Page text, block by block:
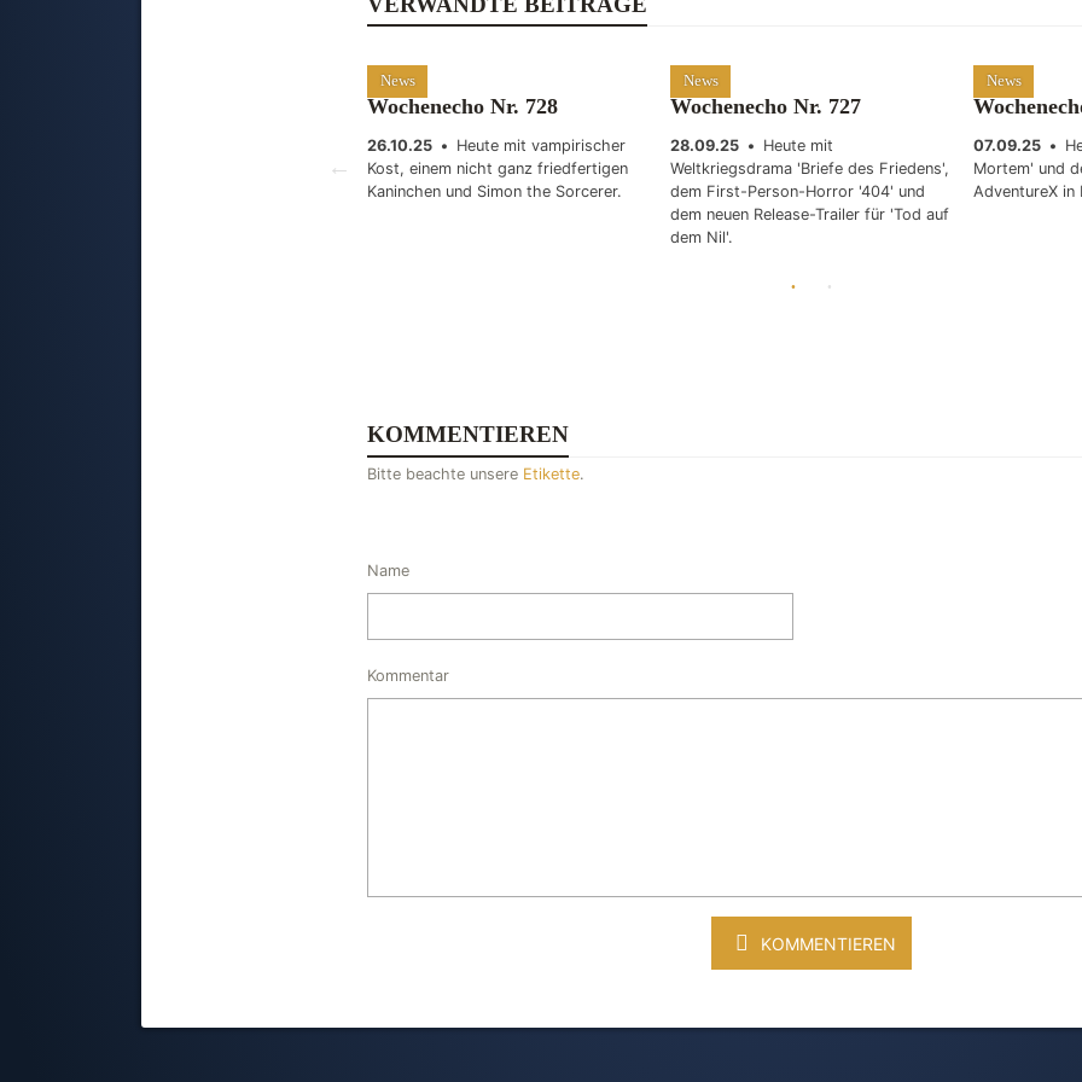
News
Wochenecho Nr. 728
26.10.25 • Heute mit vampirischer
Kost, einem nicht ganz friedfertigen
Kaninchen und Simon the Sorcerer.
News
Wochenecho Nr. 727
28.09.25 • Heute mit
Weltkriegsdrama 'Briefe des Friedens',
dem First-Person-Horror '404' und
dem neuen Release-Trailer für 'Tod auf
dem Nil'.
News
07.09.25 •
Mortem' und
AdventureX in
KOMMENTIEREN
Bitte beachte unsere Etikette.
Name
Kommentar
KOMMENTIEREN